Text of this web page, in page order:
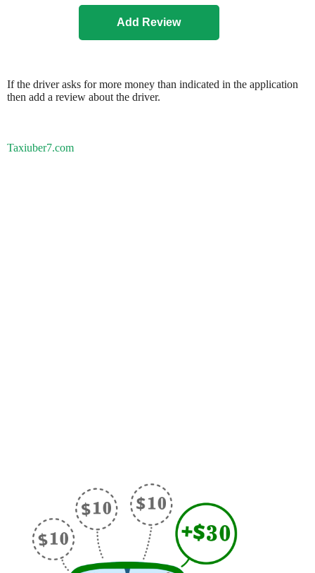
If the driver asks for more money than indicated in the application
then add a review about the driver.
Taxiuber7.com